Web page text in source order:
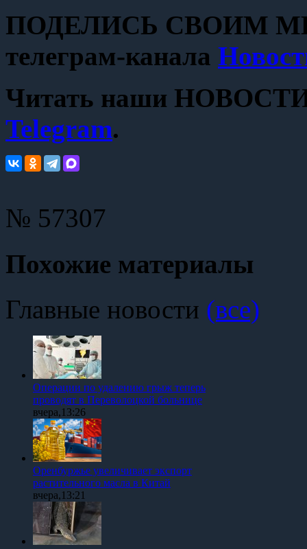
ПОДЕЛИСЬ СВОИМ
телеграм-канала
Читать наши НОВОСТИ
Telegram.
№ 57307
Похожие материалы
Главные новости (все)
Операции по удалению грыж теперь
проводят в Переволоцкой больнице
вчера,13:26
Оренбуржье увеличивает экспорт
растительного масла в Китай
вчера,13:21